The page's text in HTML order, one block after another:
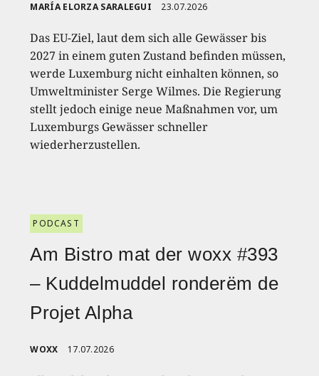
MARÍA ELORZA SARALEGUI 23.07.2026
Das EU-Ziel, laut dem sich alle Gewässer bis
2027 in einem guten Zustand befinden müssen,
werde Luxemburg nicht einhalten können, so
Umweltminister Serge Wilmes. Die Regierung
stellt jedoch einige neue Maßnahmen vor, um
Luxemburgs Gewässer schneller
wiederherzustellen.
PODCAST
Am Bistro mat der woxx #393
– Kuddelmuddel ronderëm de
Projet Alpha
WOXX 17.07.2026